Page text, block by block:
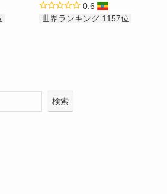
0.6
世界ランキング 1157位
検索